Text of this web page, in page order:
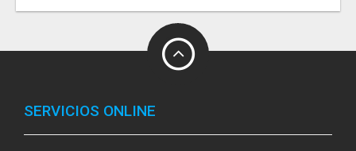
SERVICIOS ONLINE